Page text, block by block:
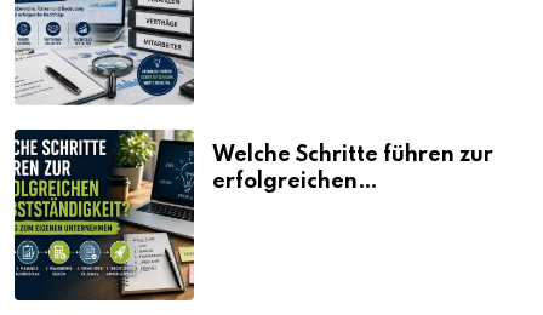
Welche Schritte führen zur
erfolgreichen